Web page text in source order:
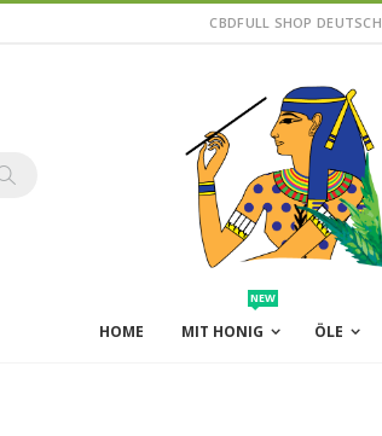
CBDFULL SHOP DEUTSCH
HOME MIT HONIG
NEW
ÖLE